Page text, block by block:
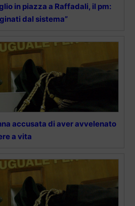
in piazza a Raffadali, il pm:
dal sistema”
accusata di aver avvelenato
a vita